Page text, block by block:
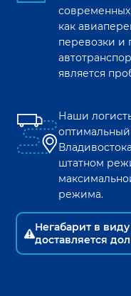
современных
как
перевозки и
является
Наши
Владивостока
штатном
режима.
Негабарит в
доставляется